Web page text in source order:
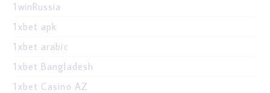
1winRussia
1xbet apk
1xbet arabic
1xbet Bangladesh
1xbet Casino AZ